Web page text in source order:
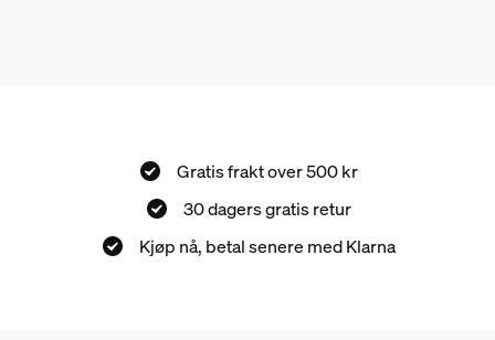
Gratis frakt over 500 kr
30 dagers gratis retur
Kjøp nå, betal senere med Klarna